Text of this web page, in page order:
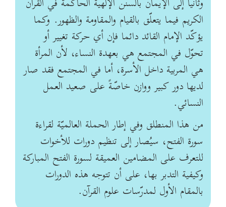
الكريم فيما يتعلّق بالقيام والمقاومة والظهور. وكما
يؤكّد الإمام القائد دائما فإن أي حركة تغيير أو
تحوّل في المجتمع هي بعهدة النساء، لأن المرأة
هي المربية داخل الأسرة، أما في المجتمع فقد صار
لديها دور كبير ووازن خاصّةً على صعيد العمل
النسائي.
من هذا المنطلق وفي إطار الحملة العالميّة لقراءة
سورة الفتح، سيُصار إلى تنظيم دورات للأخوات
للتعرف على المضامين العميقة لسورة الفتح المباركة
وكيفية التدبر بها، على أن تتوجه هذه الدورات
بالمقام الأول لمدرّسات علوم القرآن.